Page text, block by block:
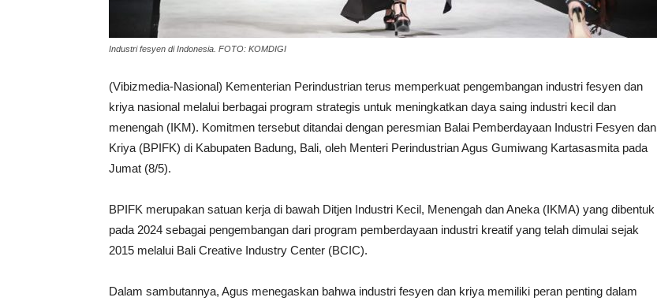
Industri fesyen di Indonesia. FOTO: KOMDIGI
(Vibizmedia-Nasional) Kementerian Perindustrian terus memperkuat pengembangan industri fesyen dan
kriya nasional melalui berbagai program strategis untuk meningkatkan daya saing industri kecil dan
menengah (IKM). Komitmen tersebut ditandai dengan peresmian Balai Pemberdayaan Industri Fesyen dan
Kriya (BPIFK) di Kabupaten Badung, Bali, oleh Menteri Perindustrian Agus Gumiwang Kartasasmita pada
Jumat (8/5).
BPIFK merupakan satuan kerja di bawah Ditjen Industri Kecil, Menengah dan Aneka (IKMA) yang dibentuk
pada 2024 sebagai pengembangan dari program pemberdayaan industri kreatif yang telah dimulai sejak
2015 melalui Bali Creative Industry Center (BCIC).
Dalam sambutannya, Agus menegaskan bahwa industri fesyen dan kriya memiliki peran penting dalam